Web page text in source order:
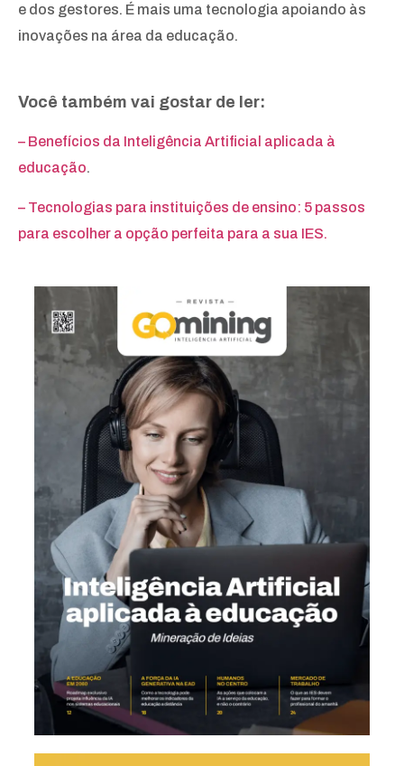
e dos gestores. É mais uma tecnologia apoiando às
inovações na área da educação.
Você também vai gostar de ler:
– Benefícios da Inteligência Artificial aplicada à
educação.
– Tecnologias para instituições de ensino: 5 passos
para escolher a opção perfeita para a sua IES.